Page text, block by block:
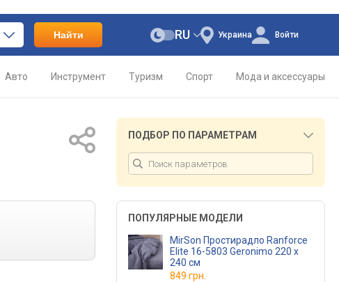
Найти Украина
RU Войти
Авто Инструмент Туризм Спорт Мода и аксессуары
ПОДБОР ПО ПАРАМЕТРАМ
ПОПУЛЯРНЫЕ МОДЕЛИ
MirSon Простирадло Ranforce
Elite 16-5803 Geronimo 220 х
240 см
849 грн.